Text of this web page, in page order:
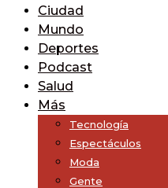
Ciudad
Mundo
Deportes
Podcast
Salud
Más
Tecnología
Espectáculos
Moda
Gente